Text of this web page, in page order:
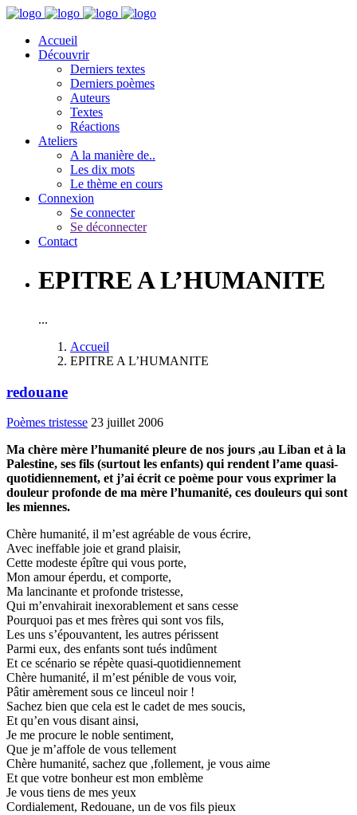
Accueil
Découvrir
Derniers textes
Derniers poèmes
Auteurs
Textes
Réactions
Ateliers
A la manière de..
Les dix mots
Le thème en cours
Connexion
Se connecter
Se déconnecter
Contact
EPITRE A L’HUMANITE
...
Accueil
EPITRE A L’HUMANITE
redouane
Poèmes tristesse 23 juillet 2006
Ma chère mère l’humanité pleure de nos jours ,au Liban et à la
Palestine, ses fils (surtout les enfants) qui rendent l’ame quasi-
quotidiennement, et j’ai écrit ce poème pour vous exprimer la
douleur profonde de ma mère l’humanité, ces douleurs qui sont
les miennes.
Chère humanité, il m’est agréable de vous écrire,
Avec ineffable joie et grand plaisir,
Cette modeste épître qui vous porte,
Mon amour éperdu, et comporte,
Ma lancinante et profonde tristesse,
Qui m’envahirait inexorablement et sans cesse
Pourquoi pas et mes frères qui sont vos fils,
Les uns s’épouvantent, les autres périssent
Parmi eux, des enfants sont tués indûment
Et ce scénario se répète quasi-quotidiennement
Chère humanité, il m’est pénible de vous voir,
Pâtir amèrement sous ce linceul noir !
Sachez bien que cela est le cadet de mes soucis,
Et qu’en vous disant ainsi,
Je me procure le noble sentiment,
Que je m’affole de vous tellement
Chère humanité, sachez que ,follement, je vous aime
Et que votre bonheur est mon emblème
Je vous tiens de mes yeux
Cordialement, Redouane, un de vos fils pieux